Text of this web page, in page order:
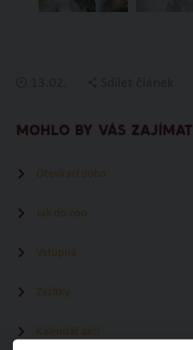
MOHLO BY VÁS ZAJÍMAT
Otevírací doba
Jak do zoo
Vstupné
Zážitky
Kalendář akcí